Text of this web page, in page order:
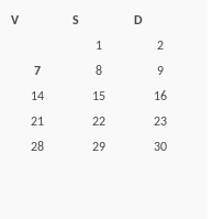
V S
D
1
2
7 8
9
14 15
16
21 22
23
28 29
30